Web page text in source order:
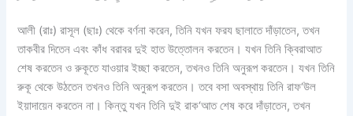
আলী (রাঃ) রাসূল (ছাঃ) থেকে বর্ণনা করেন, তিনি যখন ফরয ছালাতে দাঁড়াতেন, তখন
তাকবীর দিতেন এবং কাঁধ বরাবর দুই হাত উত্তোলন করতেন। যখন তিনি ক্বিরাআত
শেষ করতেন ও রুকূতে যাওয়ার ইচ্ছা করতেন, তখনও তিনি অনুরূপ করতেন। যখন তিনি
রুকূ থেকে উঠতেন তখনও তিনি অনুরূপ করতেন। তবে বসা অবস্থায় তিনি রাফ‘উল
ইয়াদায়েন করতেন না। কিন্তু যখন তিনি দুই রাক‘আত শেষ করে দাঁড়াতেন, তখন